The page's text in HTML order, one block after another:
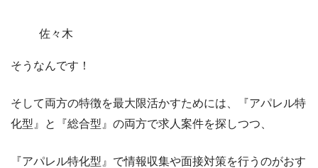
佐々木
そうなんです！
そして両方の特徴を最大限活かすためには、
『アパレル特
化型』と『総合型』の両方で求人案件を探しつつ、
『アパレル特化型』で情報収集や面接対策を行う のがおす